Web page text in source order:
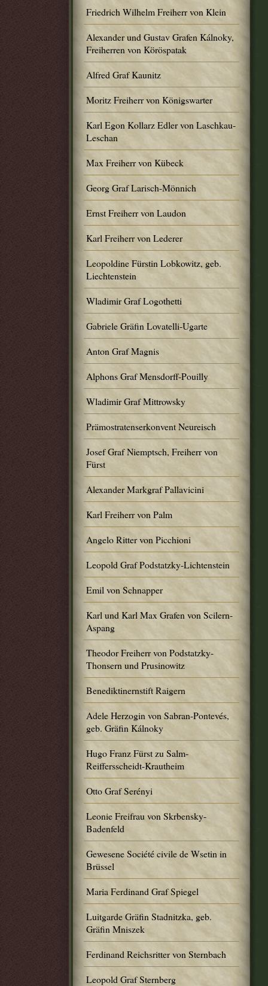
Friedrich Wilhelm Freiherr von Klein
Alexander und Gustav Grafen Kálnoky,
Freiherren von Köröspatak
Alfred Graf Kaunitz
Moritz Freiherr von Königswarter
Karl Egon Kollarz Edler von Laschkau-
Leschan
Max Freiherr von Kübeck
Georg Graf Larisch-Mönnich
Ernst Freiherr von Laudon
Karl Freiherr von Lederer
Leopoldine Fürstin Lobkowitz, geb.
Liechtenstein
Wladimir Graf Logothetti
Gabriele Gräfin Lovatelli-Ugarte
Anton Graf Magnis
Alphons Graf Mensdorff-Pouilly
Wladimir Graf Mittrowsky
Prämostratenserkonvent Neureisch
Josef Graf Niemptsch, Freiherr von
Fürst
Alexander Markgraf Pallavicini
Karl Freiherr von Palm
Angelo Ritter von Picchioni
Leopold Graf Podstatzky-Lichtenstein
Emil von Schnapper
Karl und Karl Max Grafen von Scilern-
Aspang
Theodor Freiherr von Podstatzky-
Thonsern und Prusinowitz
Benediktinernstift Raigern
Adele Herzogin von Sabran-Pontevés,
geb. Gräfin Kálnoky
Hugo Franz Fürst zu Salm-
Reiffersscheidt-Krautheim
Otto Graf Serényi
Leonie Freifrau von Skrbensky-
Badenfeld
Gewesene Société civile de Wsetin in
Brüssel
Maria Ferdinand Graf Spiegel
Luitgarde Gräfin Stadnitzka, geb.
Gräfin Mniszek
Ferdinand Reichsritter von Sternbach
Leopold Graf Sternberg